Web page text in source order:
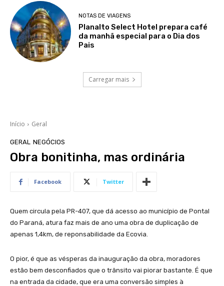
NOTAS DE VIAGENS
Planalto Select Hotel prepara café
da manhã especial para o Dia dos
Pais
Carregar mais